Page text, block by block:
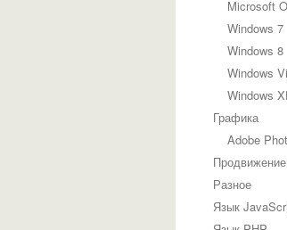
Microsoft
Windows 7
Windows 8
Windows
Windows
Графика
Adobe
Разное
Язык